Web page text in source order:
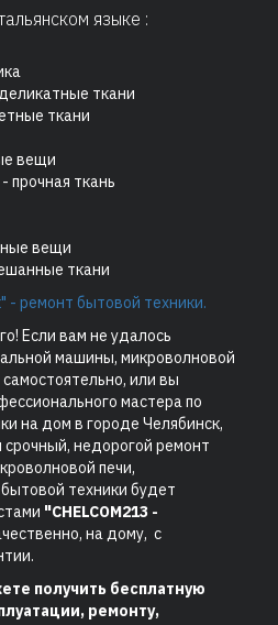
языке :
ткани
ткани
вещи
прочная ткань
вещи
ткани
- ремонт бытовой техники.
Если вам не удалось
машины, микроволновой
или вы
мастера по
на дом в городе Челябинск,
недорогой ремонт
печи,
техники будет
"CHELCOM213 -
на дому, с
получить бесплатную
ремонту,